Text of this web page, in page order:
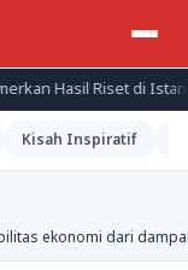
Riset di Istana
Kisah Inspiratif
ekonomi dari